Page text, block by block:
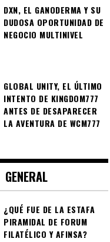
DXN, EL GANODERMA Y SU
DUDOSA OPORTUNIDAD DE
NEGOCIO MULTINIVEL
GLOBAL UNITY, EL ÚLTIMO
INTENTO DE KINGDOM777
ANTES DE DESAPARECER
LA AVENTURA DE WCM777
GENERAL
¿QUÉ FUE DE LA ESTAFA
PIRAMIDAL DE FORUM
FILATÉLICO Y AFINSA?